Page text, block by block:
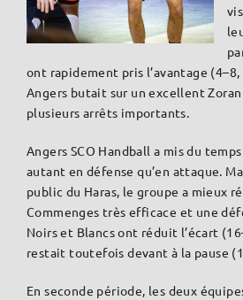
ont rapidement pris l’avantage (4–8,
Angers butait sur un excellent
plusieurs arrêts importants.
Angers SCO Handball a mis du
autant en défense qu’en attaque.
public du Haras, le groupe a mieux
Commenges très efficace et une
Noirs et Blancs ont réduit l’écart
restait toutefois devant à la pause
En seconde période, les deux